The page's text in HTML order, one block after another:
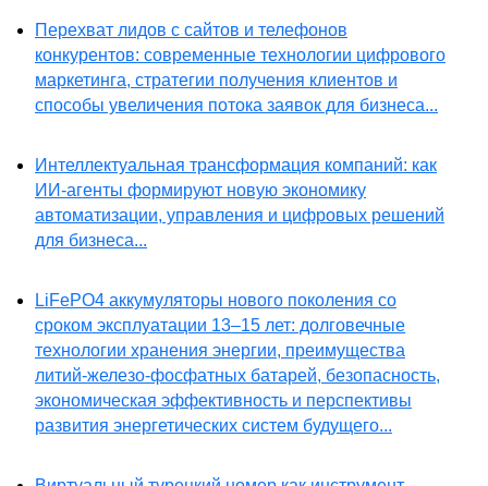
Перехват лидов с сайтов и телефонов
конкурентов: современные технологии цифрового
маркетинга, стратегии получения клиентов и
способы увеличения потока заявок для бизнеса...
Интеллектуальная трансформация компаний: как
ИИ-агенты формируют новую экономику
автоматизации, управления и цифровых решений
для бизнеса...
LiFePO4 аккумуляторы нового поколения со
сроком эксплуатации 13–15 лет: долговечные
технологии хранения энергии, преимущества
литий-железо-фосфатных батарей, безопасность,
экономическая эффективность и перспективы
развития энергетических систем будущего...